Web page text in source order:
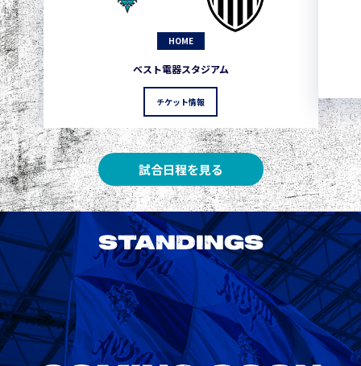
HOME
ベスト電器スタジアム
チケット情報
試合日程を見る
STANDINGS